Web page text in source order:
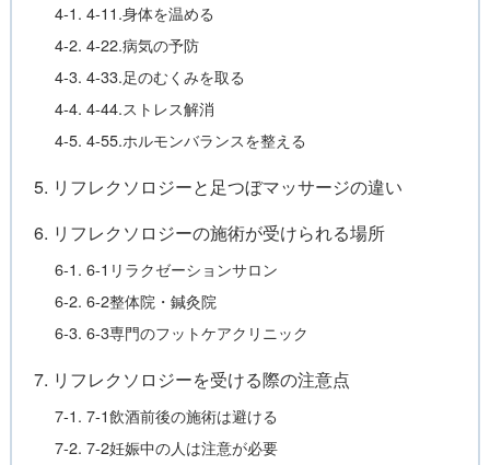
4-1. 4-11.身体を温める
4-2. 4-22.病気の予防
4-3. 4-33.足のむくみを取る
4-4. 4-44.ストレス解消
4-5. 4-55.ホルモンバランスを整える
5. リフレクソロジーと足つぼマッサージの違い
6. リフレクソロジーの施術が受けられる場所
6-1. 6-1リラクゼーションサロン
6-2. 6-2整体院・鍼灸院
6-3. 6-3専門のフットケアクリニック
7. リフレクソロジーを受ける際の注意点
7-1. 7-1飲酒前後の施術は避ける
7-2. 7-2妊娠中の人は注意が必要